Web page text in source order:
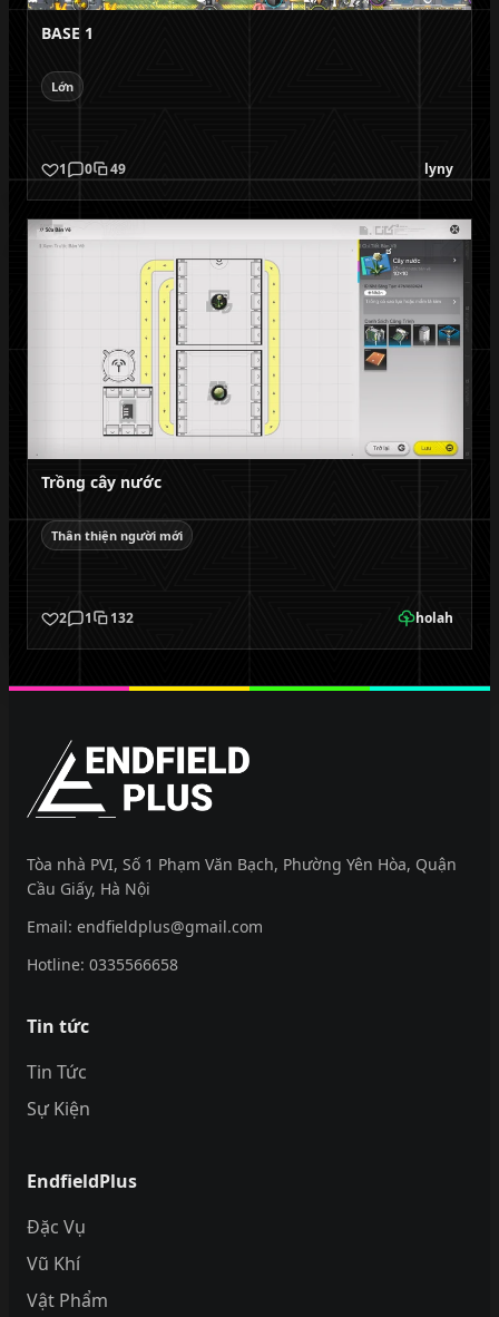
BASE 1
Lớn
1 0 49 lyny
Trồng cây nước
Thân thiện người mới
2 1 132 holah
EndfieldPlus
Tòa nhà PVI, Số 1 Phạm Văn Bạch, Phường Yên Hòa, Quận
Cầu Giấy, Hà Nội
Email: endfieldplus@gmail.com
Hotline: 0335566658
Tin tức
Tin Tức
Sự Kiện
EndfieldPlus
Đặc Vụ
Vũ Khí
Vật Phẩm